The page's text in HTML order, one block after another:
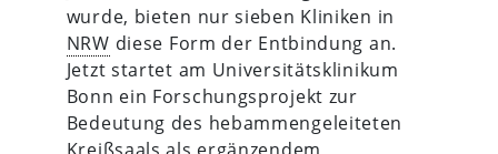
wurde, bieten nur sieben Kliniken in
NRW diese Form der Entbindung an.
Jetzt startet am Universitätsklinikum
Bonn ein Forschungsprojekt zur
Bedeutung des hebammengeleiteten